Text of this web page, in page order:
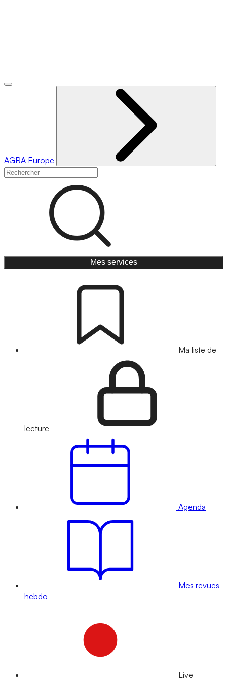
AGRA Europe
Mes services
Ma liste de
lecture
Agenda
Mes revues
hebdo
Live